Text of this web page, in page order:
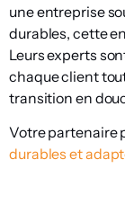
une entreprise
durables, cette
Leurs experts
chaque client
transition en
Votre partenaire
durables et